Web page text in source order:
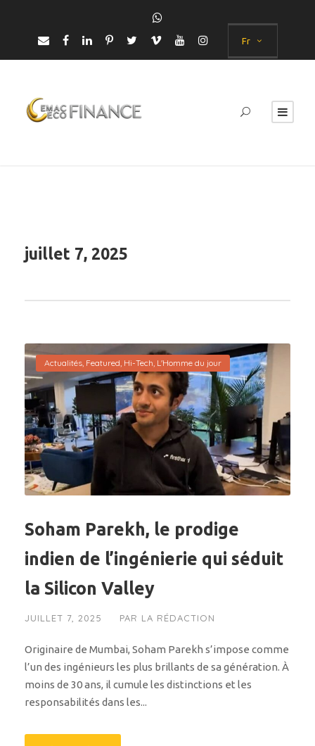
Fr
juillet 7, 2025
Actualités, Featured, Hi-Tech, L'Homme du jour
Soham Parekh, le prodige
indien de l’ingénierie qui séduit
la Silicon Valley
JUILLET 7, 2025 PAR LA RÉDACTION
Originaire de Mumbai, Soham Parekh s’impose comme
l’un des ingénieurs les plus brillants de sa génération. À
moins de 30 ans, il cumule les distinctions et les
responsabilités dans les...